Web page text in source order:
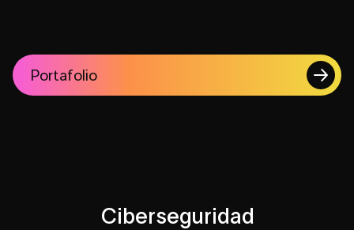
Portafolio
Ciberseguridad